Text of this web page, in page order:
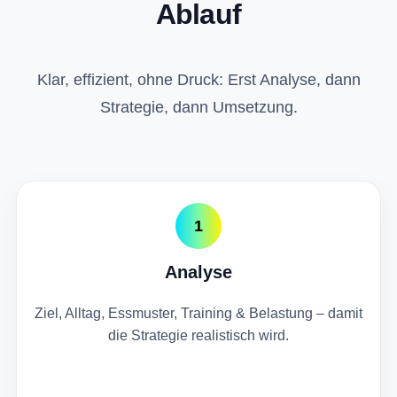
Ablauf
Klar, effizient, ohne Druck: Erst Analyse, dann
Strategie, dann Umsetzung.
1
Analyse
Ziel, Alltag, Essmuster, Training & Belastung – damit
die Strategie realistisch wird.